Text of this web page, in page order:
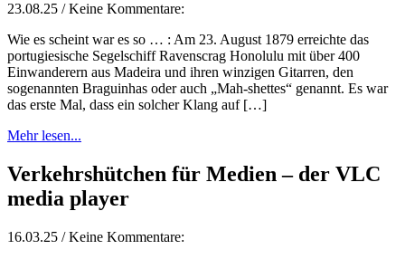
23.08.25 / Keine Kommentare:
Wie es scheint war es so … : Am 23. August 1879 erreichte das
portugiesische Segelschiff Ravenscrag Honolulu mit über 400
Einwanderern aus Madeira und ihren winzigen Gitarren, den
sogenannten Braguinhas oder auch „Mah-shettes“ genannt. Es war
das erste Mal, dass ein solcher Klang auf […]
Mehr lesen...
Verkehrshütchen für Medien – der VLC
media player
16.03.25 / Keine Kommentare: